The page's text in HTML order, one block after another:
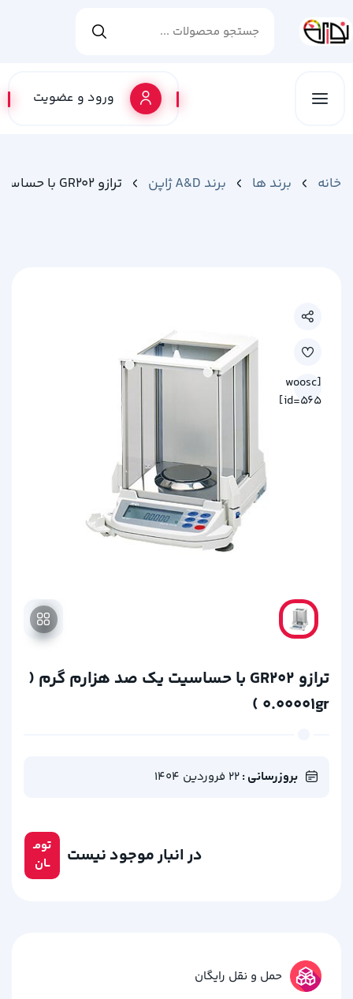
ورود و عضویت
خانه برند ها برند A&D ژاپن ترازو GR202 با حساسیت یک صد هزارم گرم ( 0.00001gr )
[woosc
id=565]
ترازو GR202 با حساسیت یک صد هزارم گرم (
0.00001gr )
بروزرسانی :22 فروردین 1404
تومـ
ــان
در انبار موجود نیست
حمل و نقل رایگان